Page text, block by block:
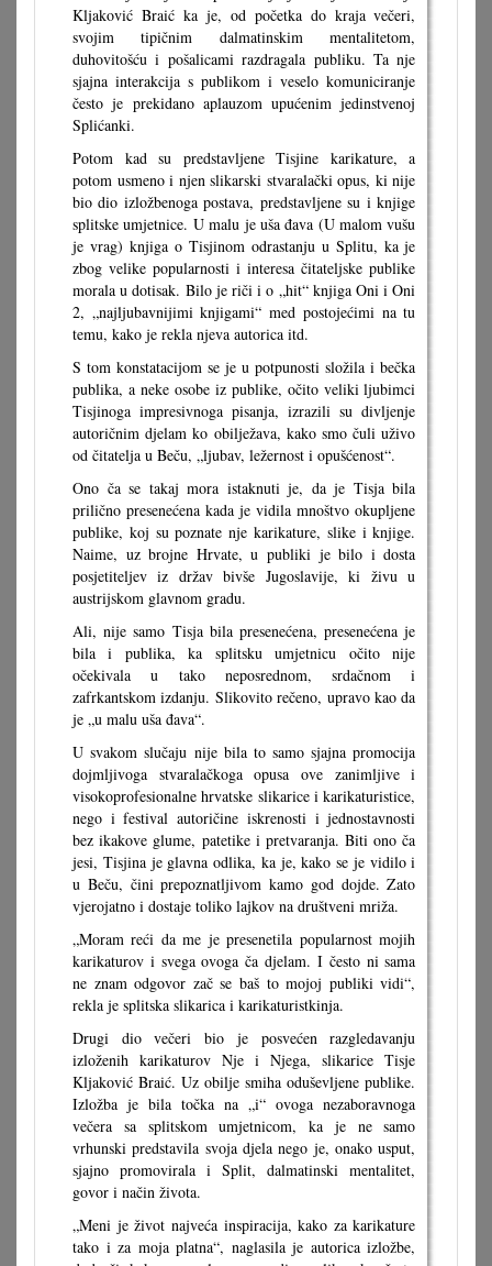
Kljaković Braić ka je, od početka do kraja večeri,
svojim tipičnim dalmatinskim mentalitetom,
duhovitošću i pošalicami razdragala publiku. Ta nje
sjajna interakcija s publikom i veselo komuniciranje
često je prekidano aplauzom upućenim jedinstvenoj
Splićanki.
Potom kad su predstavljene Tisjine karikature, a
potom usmeno i njen slikarski stvaralački opus, ki nije
bio dio izložbenoga postava, predstavljene su i knjige
splitske umjetnice. U malu je uša đava (U malom vušu
je vrag) knjiga o Tisjinom odrastanju u Splitu, ka je
zbog velike popularnosti i interesa čitateljske publike
morala u dotisak. Bilo je riči i o „hit“ knjiga Oni i Oni
2, „najljubavnijimi knjigami“ med postojećimi na tu
temu, kako je rekla njeva autorica itd.
S tom konstatacijom se je u potpunosti složila i bečka
publika, a neke osobe iz publike, očito veliki ljubimci
Tisjinoga impresivnoga pisanja, izrazili su divljenje
autoričnim djelam ko obilježava, kako smo čuli uživo
od čitatelja u Beču, „ljubav, ležernost i opušćenost“.
Ono ča se takaj mora istaknuti je, da je Tisja bila
prilično presenećena kada je vidila mnoštvo okupljene
publike, koj su poznate nje karikature, slike i knjige.
Naime, uz brojne Hrvate, u publiki je bilo i dosta
posjetiteljev iz držav bivše Jugoslavije, ki živu u
austrijskom glavnom gradu.
Ali, nije samo Tisja bila presenećena, presenećena je
bila i publika, ka splitsku umjetnicu očito nije
očekivala u tako neposrednom, srdačnom i
zafrkantskom izdanju. Slikovito rečeno, upravo kao da
je „u malu uša đava“.
U svakom slučaju nije bila to samo sjajna promocija
dojmljivoga stvaralačkoga opusa ove zanimljive i
visokoprofesionalne hrvatske slikarice i karikaturistice,
nego i festival autoričine iskrenosti i jednostavnosti
bez ikakove glume, patetike i pretvaranja. Biti ono ča
jesi, Tisjina je glavna odlika, ka je, kako se je vidilo i
u Beču, čini prepoznatljivom kamo god dojde. Zato
vjerojatno i dostaje toliko lajkov na društveni mriža.
„Moram reći da me je presenetila popularnost mojih
karikaturov i svega ovoga ča djelam. I često ni sama
ne znam odgovor zač se baš to mojoj publiki vidi“,
rekla je splitska slikarica i karikaturistkinja.
Drugi dio večeri bio je posvećen razgledavanju
izloženih karikaturov Nje i Njega, slikarice Tisje
Kljaković Braić. Uz obilje smiha oduševljene publike.
Izložba je bila točka na „i“ ovoga nezaboravnoga
večera sa splitskom umjetnicom, ka je ne samo
vrhunski predstavila svoja djela nego je, onako usput,
sjajno promovirala i Split, dalmatinski mentalitet,
govor i način života.
„Meni je život najveća inspiracija, kako za karikature
tako i za moja platna“, naglasila je autorica izložbe,